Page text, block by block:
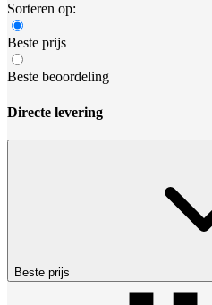
Sorteren op:
Beste prijs
Beste beoordeling
Directe levering
Beste prijs